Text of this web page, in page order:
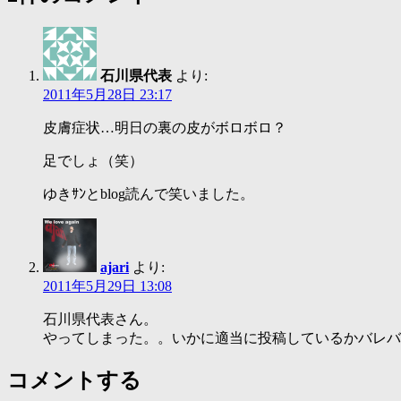
石川県代表 より:
2011年5月28日 23:17
皮膚症状…明日の裏の皮がボロボロ？
足でしょ（笑）
ゆきｻﾝとblog読んで笑いました。
ajari より:
2011年5月29日 13:08
石川県代表さん。
やってしまった。。いかに適当に投稿しているかバレ
コメントする